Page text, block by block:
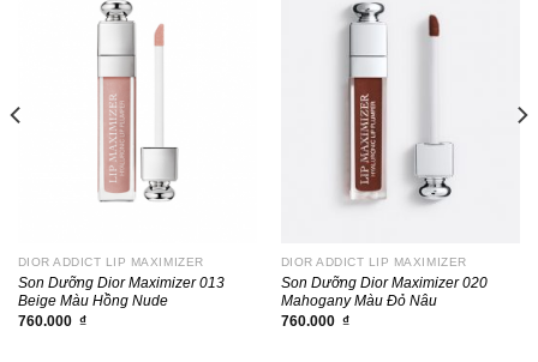
DIOR ADDICT LIP MAXIMIZER
Son Dưỡng Dior Maximizer 013
Beige Màu Hồng Nude
760.000 ₫
DIOR ADDICT LIP MAXIMIZER
Son Dưỡng Dior Maximizer 020
Mahogany Màu Đỏ Nâu
760.000 ₫